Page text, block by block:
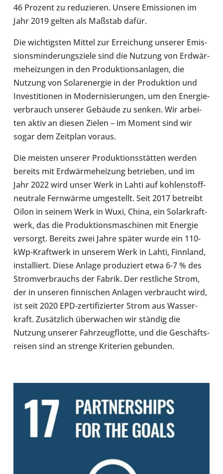
46 Prozent zu redu­zie­ren. Unsere Emis­sio­nen im
Jahr 2019 gelten als Maßstab dafür.
Die wich­tigs­ten Mittel zur Errei­chung unserer Emis­
si­ons­min­de­rungs­ziele sind die Nutzung von Erd­wär­
me­hei­zun­gen in den Pro­duk­ti­ons­an­la­gen, die
Nutzung von Solar­ener­gie in der Pro­duk­tion und
Inves­ti­tio­nen in Moder­ni­sie­run­gen, um den Ener­gie­
ver­brauch unserer Gebäude zu senken. Wir arbei­
ten aktiv an diesen Zielen – im Moment sind wir
sogar dem Zeit­plan voraus.
Die meisten unserer Pro­duk­ti­ons­stät­ten werden
bereits mit Erd­wär­me­hei­zung betrie­ben, und im
Jahr 2022 wird unser Werk in Lahti auf kohlenstoff-​
neutrale Fern­wärme umge­stellt. Seit 2017 betreibt
Oilon in seinem Werk in Wuxi, China, ein Solar­kraft­
werk, das die Pro­duk­ti­ons­ma­schi­nen mit Energie
ver­sorgt. Bereits zwei Jahre später wurde ein 110-​
kWp-Kraftwerk in unserem Werk in Lahti, Finn­land,
instal­liert. Diese Anlage pro­du­ziert etwa 6-7 % des
Strom­ver­brauchs der Fabrik. Der rest­li­che Strom,
der in unseren fin­ni­schen Anlagen ver­braucht wird,
ist seit 2020 EPD-​zertifizierter Strom aus Was­ser­
kraft. Zusätz­lich über­wa­chen wir ständig die
Nutzung unserer Fahr­zeug­flotte, und die Geschäfts­
rei­sen sind an strenge Kri­te­rien gebun­den.